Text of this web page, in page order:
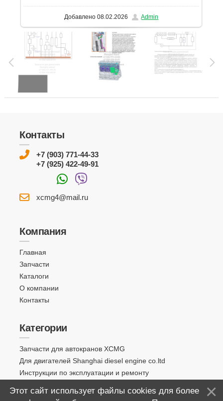
Добавлено 08.02.2026 Admin
Контакты
+7 (903) 771-44-33
+7 (925) 422-49-91
xcmg4@mail.ru
Компания
Главная
Запчасти
Каталоги
О компании
Контакты
Категории
Запчасти для автокранов XCMG
Для двигателей Shanghai diesel engine co.ltd
Инструкции по эксплуатации и ремонту
Этот сайт использует файлы cookies для более